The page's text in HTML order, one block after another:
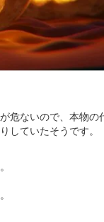
危ないので、本物の
していたそうです。